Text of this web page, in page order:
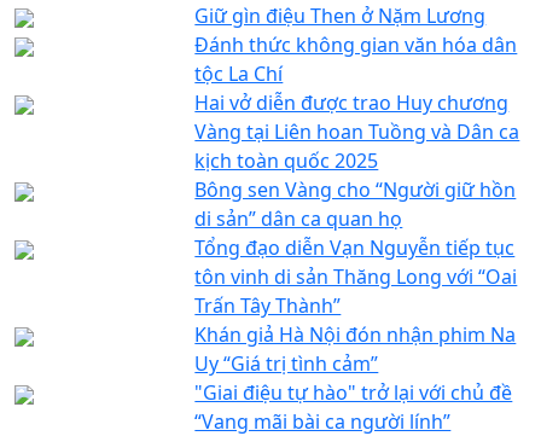
Giữ gìn điệu Then ở Nặm Lương
Đánh thức không gian văn hóa dân
tộc La Chí
Hai vở diễn được trao Huy chương
Vàng tại Liên hoan Tuồng và Dân ca
kịch toàn quốc 2025
Bông sen Vàng cho “Người giữ hồn
di sản” dân ca quan họ
Tổng đạo diễn Vạn Nguyễn tiếp tục
tôn vinh di sản Thăng Long với “Oai
Trấn Tây Thành”
Khán giả Hà Nội đón nhận phim Na
Uy “Giá trị tình cảm”
"Giai điệu tự hào" trở lại với chủ đề
“Vang mãi bài ca người lính”